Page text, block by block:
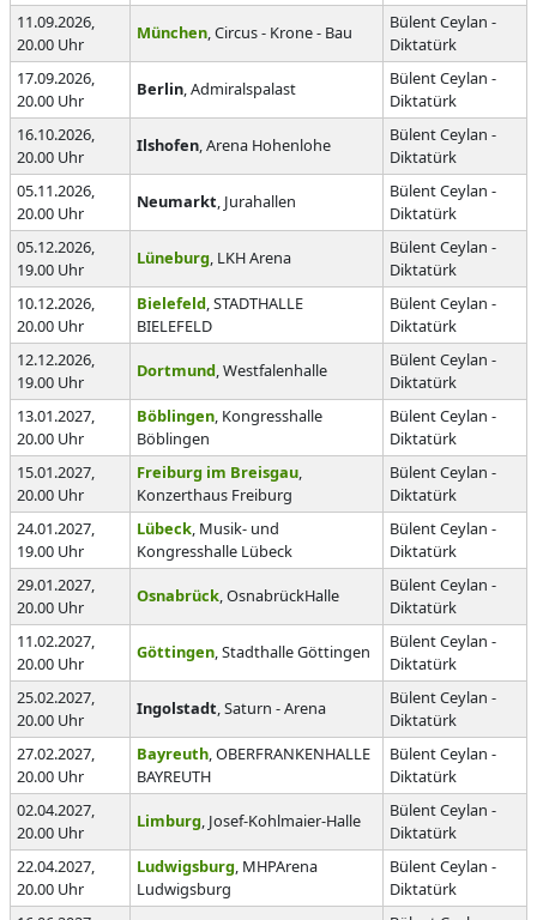
11.09.2026,
20.00 Uhr
München, Circus - Krone - Bau
Bülent Ceylan -
Diktatürk
17.09.2026,
20.00 Uhr
Berlin, Admiralspalast
Bülent Ceylan -
Diktatürk
16.10.2026,
20.00 Uhr
Ilshofen, Arena Hohenlohe
Bülent Ceylan -
Diktatürk
05.11.2026,
20.00 Uhr
Neumarkt, Jurahallen
Bülent Ceylan -
Diktatürk
05.12.2026,
19.00 Uhr
Lüneburg, LKH Arena
Bülent Ceylan -
Diktatürk
10.12.2026,
20.00 Uhr
Bielefeld, STADTHALLE
BIELEFELD
Bülent Ceylan -
Diktatürk
12.12.2026,
19.00 Uhr
Dortmund, Westfalenhalle
Bülent Ceylan -
Diktatürk
13.01.2027,
20.00 Uhr
Böblingen, Kongresshalle
Böblingen
Bülent Ceylan -
Diktatürk
15.01.2027,
20.00 Uhr
Freiburg im Breisgau,
Konzerthaus Freiburg
Bülent Ceylan -
Diktatürk
24.01.2027,
19.00 Uhr
Lübeck, Musik- und
Kongresshalle Lübeck
Bülent Ceylan -
Diktatürk
29.01.2027,
20.00 Uhr
Osnabrück, OsnabrückHalle
Bülent Ceylan -
Diktatürk
11.02.2027,
20.00 Uhr
Göttingen, Stadthalle Göttingen
Bülent Ceylan -
Diktatürk
25.02.2027,
20.00 Uhr
Ingolstadt, Saturn - Arena
Bülent Ceylan -
Diktatürk
27.02.2027,
20.00 Uhr
Bayreuth, OBERFRANKENHALLE
BAYREUTH
Bülent Ceylan -
Diktatürk
02.04.2027,
20.00 Uhr
Limburg, Josef-Kohlmaier-Halle
Bülent Ceylan -
Diktatürk
22.04.2027,
20.00 Uhr
Ludwigsburg, MHPArena
Ludwigsburg
Bülent Ceylan -
Diktatürk